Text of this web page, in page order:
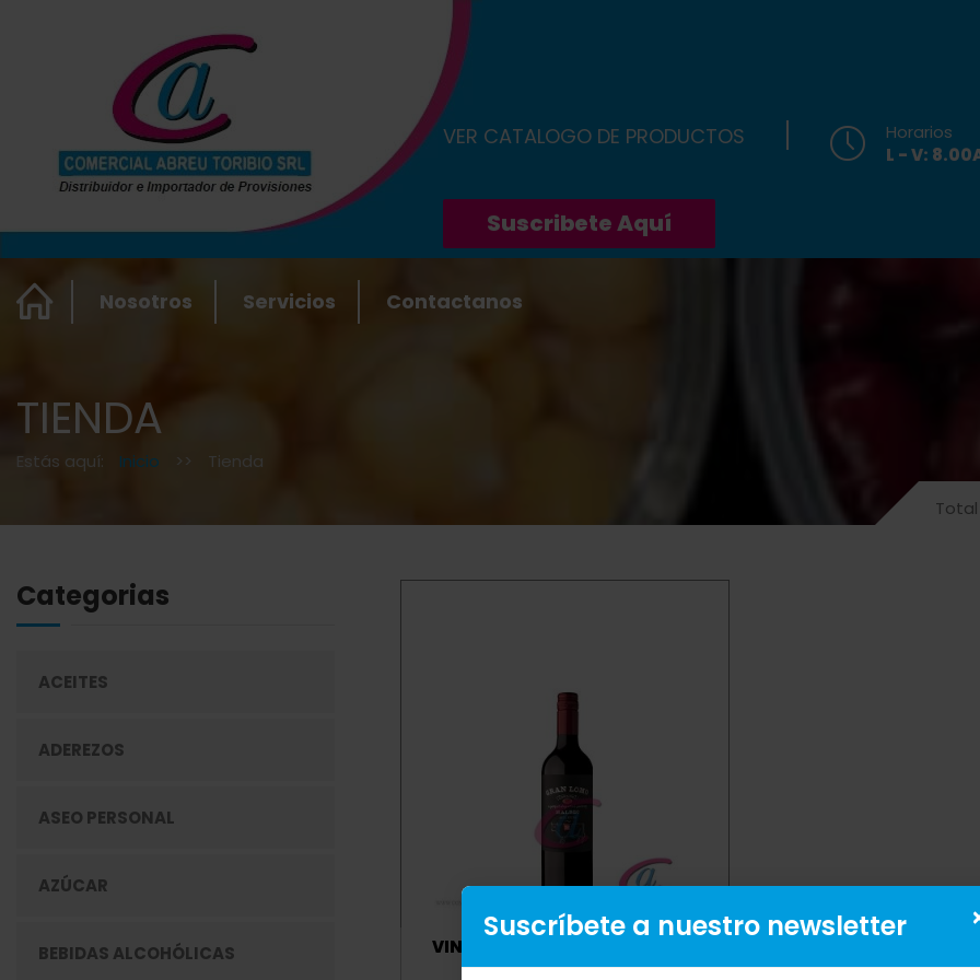
VER CATALOGO DE PRODUCTOS
Horarios
L - V:
Suscribete Aquí
Nosotros Servicios Contactanos
TIENDA
Estás aquí: Inicio >> Tienda
VINO TINTO GRAN LOMO MALBEC
12/750 ml
Categorias
ACEITES
ADEREZOS
ASEO PERSONAL
AZÚCAR
BEBIDAS ALCOHÓLICAS
Suscríbete a nuestro newsletter